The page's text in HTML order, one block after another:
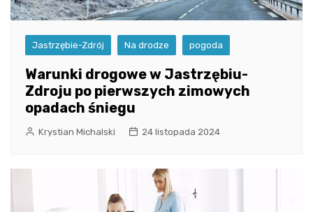
Jastrzębie-Zdrój Na drodze pogoda
Warunki drogowe w Jastrzębiu-
Zdroju po pierwszych zimowych
opadach śniegu
Krystian Michalski 24 listopada 2024